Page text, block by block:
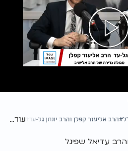
הרב אליעזר קפלן והרב יונתן גל-עד עולמות
עוד...
עדיאל שפיגל